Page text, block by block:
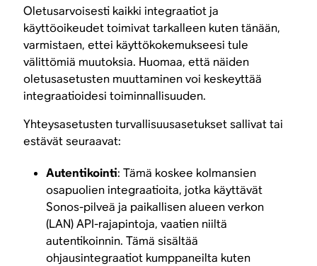
Oletusarvoisesti kaikki integraatiot ja
käyttöoikeudet toimivat tarkalleen kuten tänään,
varmistaen, ettei käyttökokemukseesi tule
välittömiä muutoksia. Huomaa, että näiden
oletusasetusten muuttaminen voi keskeyttää
integraatioidesi toiminnallisuuden.
Yhteysasetusten turvallisuusasetukset sallivat tai
estävät seuraavat:
Autentikointi: Tämä koskee kolmansien
osapuolien integraatioita, jotka käyttävät
Sonos-pilveä ja paikallisen alueen verkon
(LAN) API-rajapintoja, vaatien niiltä
autentikoinnin. Tämä sisältää
ohjausintegraatiot kumppaneilta kuten